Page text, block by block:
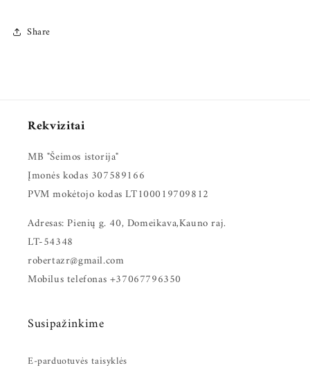
Share
Rekvizitai
MB "Šeimos istorija"
Įmonės kodas 307589166
PVM mokėtojo kodas LT100019709812
Adresas: Pienių g. 40, Domeikava,Kauno raj.
LT-54348
robertazr@gmail.com
Mobilus telefonas +37067796350
Susipažinkime
E-parduotuvės taisyklės